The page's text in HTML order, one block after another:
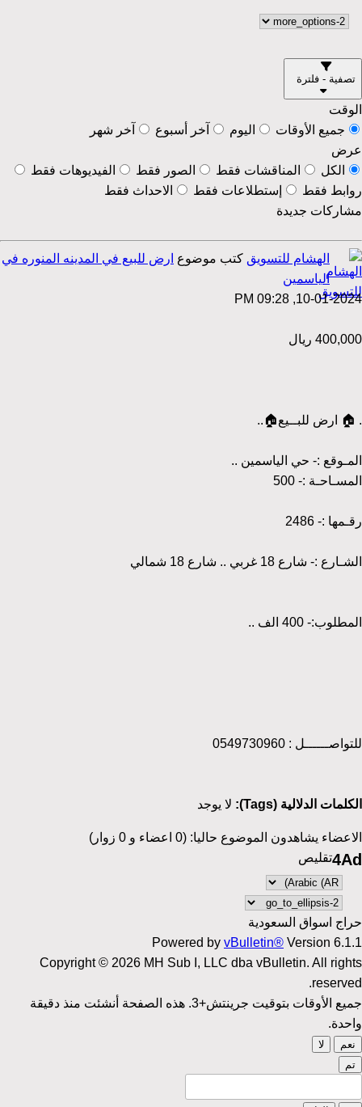
تصفية - فلترة
الوقت
جميع الأوقات
اليوم آخر أسبوع
آخر شهر
عرض
الكل
المناقشات فقط الصور فقط
الفيديوهات فقط
روابط فقط
إستطلاعات فقط
الاحداث فقط
مشاركات جديدة
الهشام للتسويق كتب موضوع ارض للبيع في المدينه المنوره في
الياسمين
10-01-2024, 09:28 PM
400,000 ريال
. 🏠 ارض للبــيع🏠..
المـوقع :- حي الياسمين ..
المسـاحـة :- 500
رقـمها :- 2486
الشـارع :- شارع 18 غربي .. شارع 18 شمالي
المطلوب:- 400 الف ..
للتواصــــــل : 0549730960
الكلمات الدلالية (Tags): لا يوجد
الاعضاء يشاهدون الموضوع حاليا: (0 اعضاء و 0 زوار)
4Adتقليص
حراج اسواق السعودية
Powered by vBulletin® Version 6.1.1
Copyright © 2026 MH Sub I, LLC dba vBulletin. All rights
reserved.
جميع الأوقات بتوقيت جرينتش+3. هذه الصفحة أنشئت منذ دقيقة
واحدة.
نعم
لا
تم